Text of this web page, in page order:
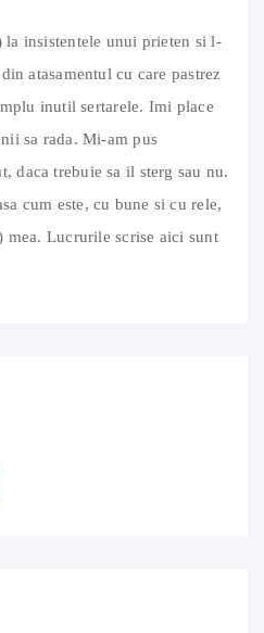
insistentele unui prieten si l-
atasamentul cu care pastrez
inutil sertarele. Imi place
sa rada. Mi-am pus
daca trebuie sa il sterg sau nu.
cum este, cu bune si cu rele,
mea. Lucrurile scrise aici sunt